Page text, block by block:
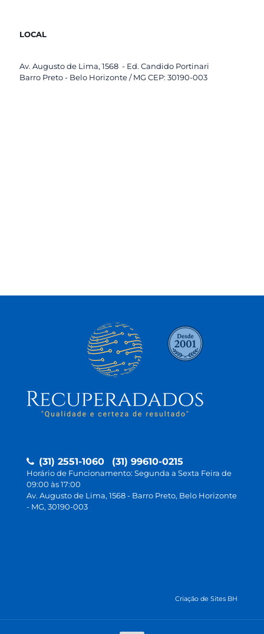
LOCAL
Av. Augusto de Lima, 1568 - Ed. Candido Portinari
Barro Preto - Belo Horizonte / MG CEP: 30190-003
(31) 2551-1060 (31) 99610-0215
Horário de Funcionamento: Segunda a Sexta Feira de
09:00 às 17:00
Av. Augusto de Lima, 1568 - Barro Preto, Belo Horizonte
- MG, 30190-003
Criação de Sites BH